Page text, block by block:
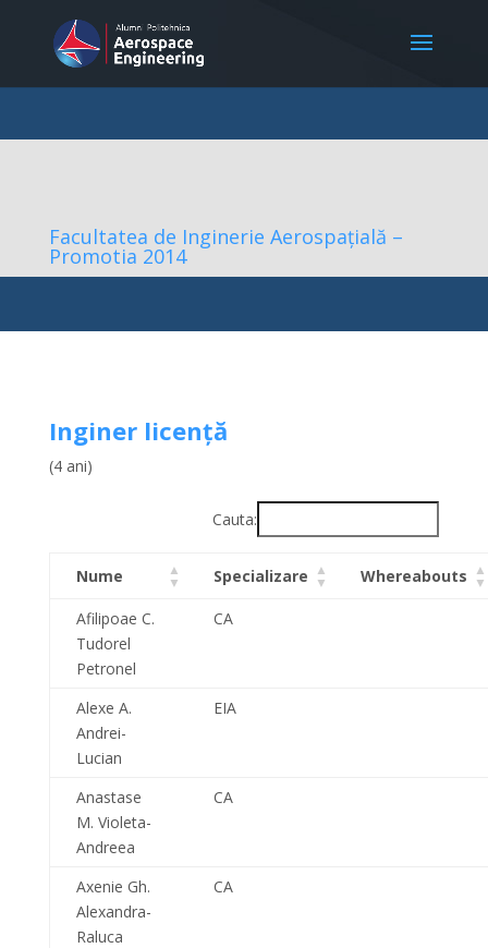
Facultatea de Inginerie Aerospațială –
Promotia 2014
Inginer licență
(4 ani)
Cauta:
Nume Specializare Whereabouts
Afilipoae C.
Tudorel
Petronel
CA
Alexe A.
Andrei-
Lucian
EIA
Anastase
M. Violeta-
Andreea
CA
Axenie Gh.
Alexandra-
Raluca
CA